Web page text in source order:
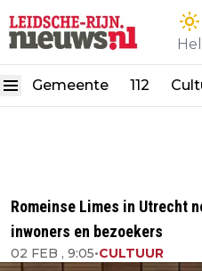
Gemeente 112
Romeinse Limes in Utrecht
inwoners en bezoekers
02 FEB , 9:05•CULTUUR